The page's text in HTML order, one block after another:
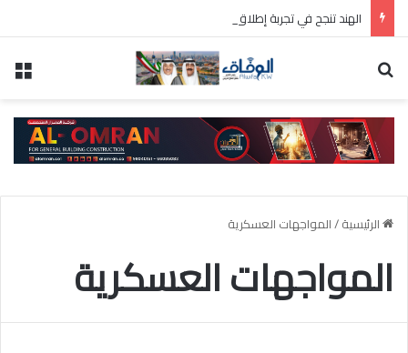
الهند تنجح في تجربة إطلاق صاروخ باليستي متوسط المدى
الرئيسية/المواجهات العسكرية
المواجهات العسكرية